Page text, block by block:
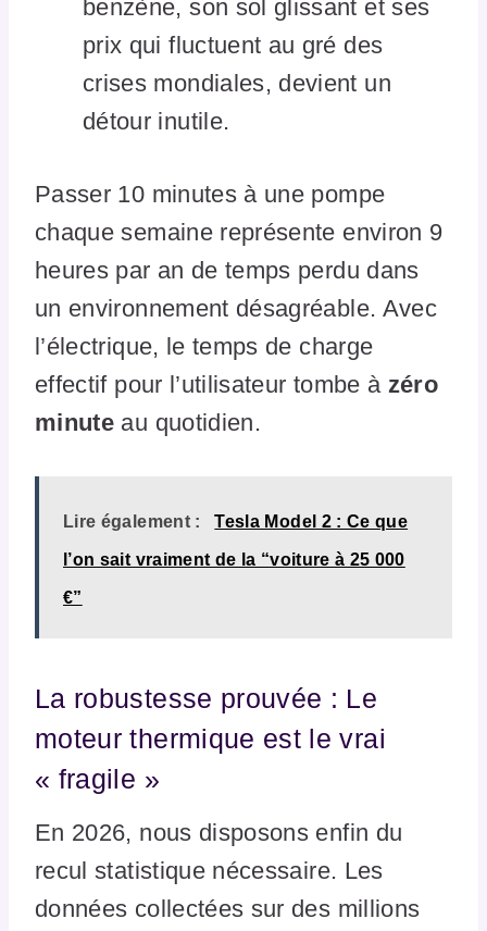
benzène, son sol glissant et ses
prix qui fluctuent au gré des
crises mondiales, devient un
détour inutile.
Passer 10 minutes à une pompe
chaque semaine représente environ 9
heures par an de temps perdu dans
un environnement désagréable. Avec
l’électrique, le temps de charge
effectif pour l’utilisateur tombe à zéro
minute au quotidien.
Lire également : Tesla Model 2 : Ce que
l’on sait vraiment de la “voiture à 25 000
€”
La robustesse prouvée : Le
moteur thermique est le vrai
« fragile »
En 2026, nous disposons enfin du
recul statistique nécessaire. Les
données collectées sur des millions